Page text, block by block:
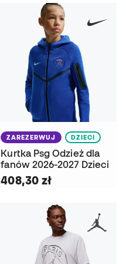
ZAREZERWUJ DZIECI
Kurtka Psg Odzież dla
fanów 2026-2027 Dzieci
408,30 zł